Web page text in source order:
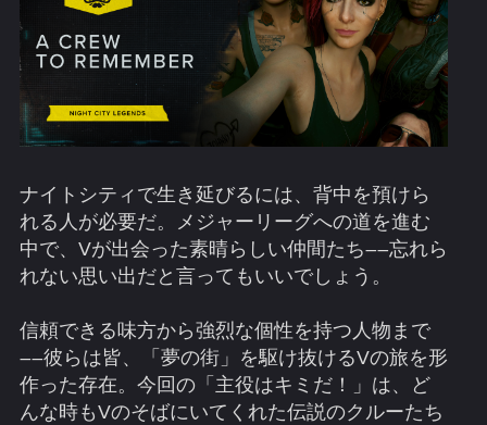
ナイトシティで生き延びるには、背中を預けら
れる人が必要だ。メジャーリーグへの道を進む
中で、Vが出会った素晴らしい仲間たち――忘れら
れない思い出だと言ってもいいでしょう。
信頼できる味方から強烈な個性を持つ人物まで
――彼らは皆、「夢の街」を駆け抜けるVの旅を形
作った存在。今回の「主役はキミだ！」は、ど
んな時もVのそばにいてくれた伝説のクルーたち